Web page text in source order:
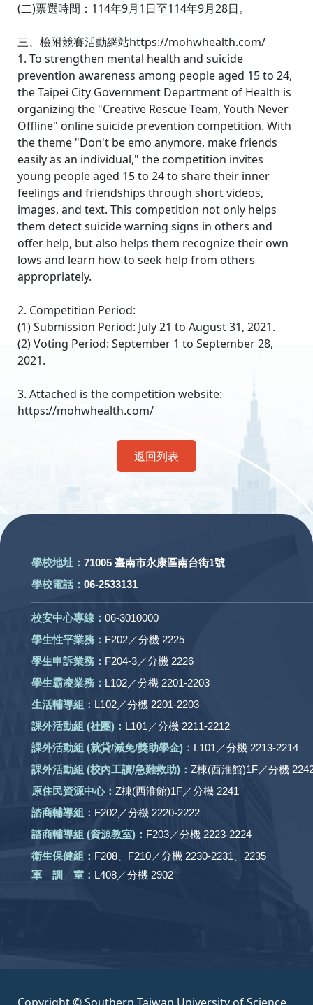
(二)票選時間：114年9月1日至114年9月28日。
三、檢附競賽活動網站https://mohwhealth.com/
1. To strengthen mental health and suicide
prevention awareness among people aged 15 to 24,
the Taipei City Government Department of Health is
organizing the "Creative Rescue Team, Youth Never
Offline" online suicide prevention competition. With
the theme "Don't be emo anymore, make friends
easily as an individual," the competition invites
young people aged 15 to 24 to share their inner
feelings and friendships through short videos,
images, and text. This competition not only helps
them detect suicide warning signs in others and
offer help, but also helps them recognize their own
lows and learn how to seek help from others
appropriately.
2. Competition Period:
(1) Submission Period: July 21 to August 31, 2021.
(2) Voting Period: September 1 to September 28,
2021.
3. Attached is the competition website:
https://mohwhealth.com/
返回列表
學校地址： 71005 臺南市永康區南台街1號
學校電話： 06-2533131
校安中心專線： 06-3010000
學生性平業務： F202／分機 2225
學生申訴業務： F204-3／分機 2226
學生霸凌業務： L102／分機 2201-2203
生活輔導組： L102／分機 2201-2203
課外活動組 (社團) ： L101／分機 2211-2212
課外活動組 (就貸/減免/獎助學金)： L101／分機 2213-2214
課外活動組 (校內工讀/急難救助) ： Z棟(西淮館)1F／分機
原住民資源中心： Z棟(西淮館)1F／分機 2241
諮商輔導組： F202／分機 2220-2222
諮商輔導組 (資源教室)： F203／分機 2223-2224
衛生保健組： F208、F210／分機 2230-2231、2235
軍 訓 室： L408／分機 2902